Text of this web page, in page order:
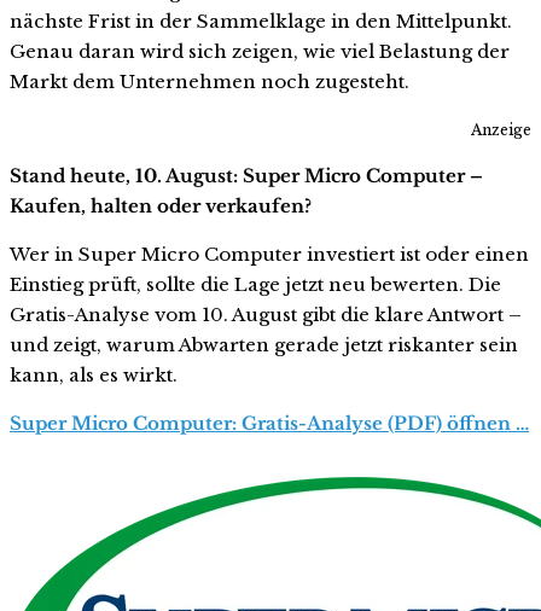
nächste Frist in der Sammelklage in den Mittelpunkt.
Genau daran wird sich zeigen, wie viel Belastung der
Markt dem Unternehmen noch zugesteht.
Anzeige
Stand heute, 10. August: Super Micro Computer –
Kaufen, halten oder verkaufen?
Wer in Super Micro Computer investiert ist oder einen
Einstieg prüft, sollte die Lage jetzt neu bewerten. Die
Gratis-Analyse vom 10. August gibt die klare Antwort –
und zeigt, warum Abwarten gerade jetzt riskanter sein
kann, als es wirkt.
Super Micro Computer: Gratis-Analyse (PDF) öffnen …